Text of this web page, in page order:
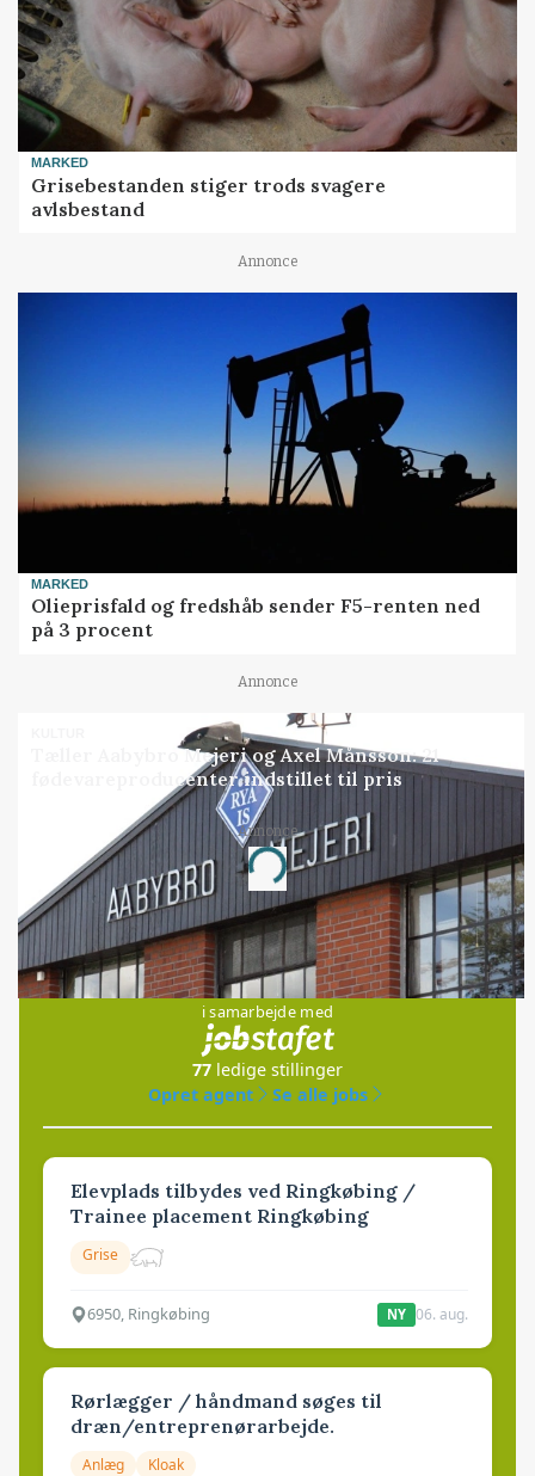
MARKED
Grisebestanden stiger trods svagere
avlsbestand
Annonce
MARKED
Olieprisfald og fredshåb sender F5-renten ned
på 3 procent
Annonce
Tæller Aabybro Mejeri og Axel Månsson: 21
fødevareproducenter indstillet til pris
Annonce
Loading...
Jobs
i samarbejde med
77 ledige stillinger
Opret agent
Se alle jobs
Elevplads tilbydes ved Ringkøbing /
Trainee placement Ringkøbing
Grise
6950, Ringkøbing NY 06. aug.
Rørlægger / håndmand søges til
dræn/entreprenørarbejde.
Anlæg Kloak